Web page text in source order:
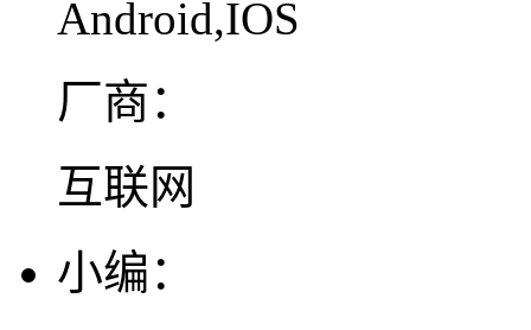
Android,IOS
厂商：
互联网
小编：